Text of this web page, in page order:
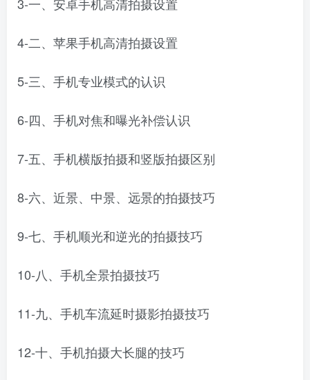
4-二、苹果手机高清拍摄设置
5-三、手机专业模式的认识
6-四、手机对焦和曝光补偿认识
7-五、手机横版拍摄和竖版拍摄区别
8-六、近景、中景、远景的拍摄技巧
9-七、手机顺光和逆光的拍摄技巧
10-八、手机全景拍摄技巧
11-九、手机车流延时摄影拍摄技巧
12-十、手机拍摄大长腿的技巧